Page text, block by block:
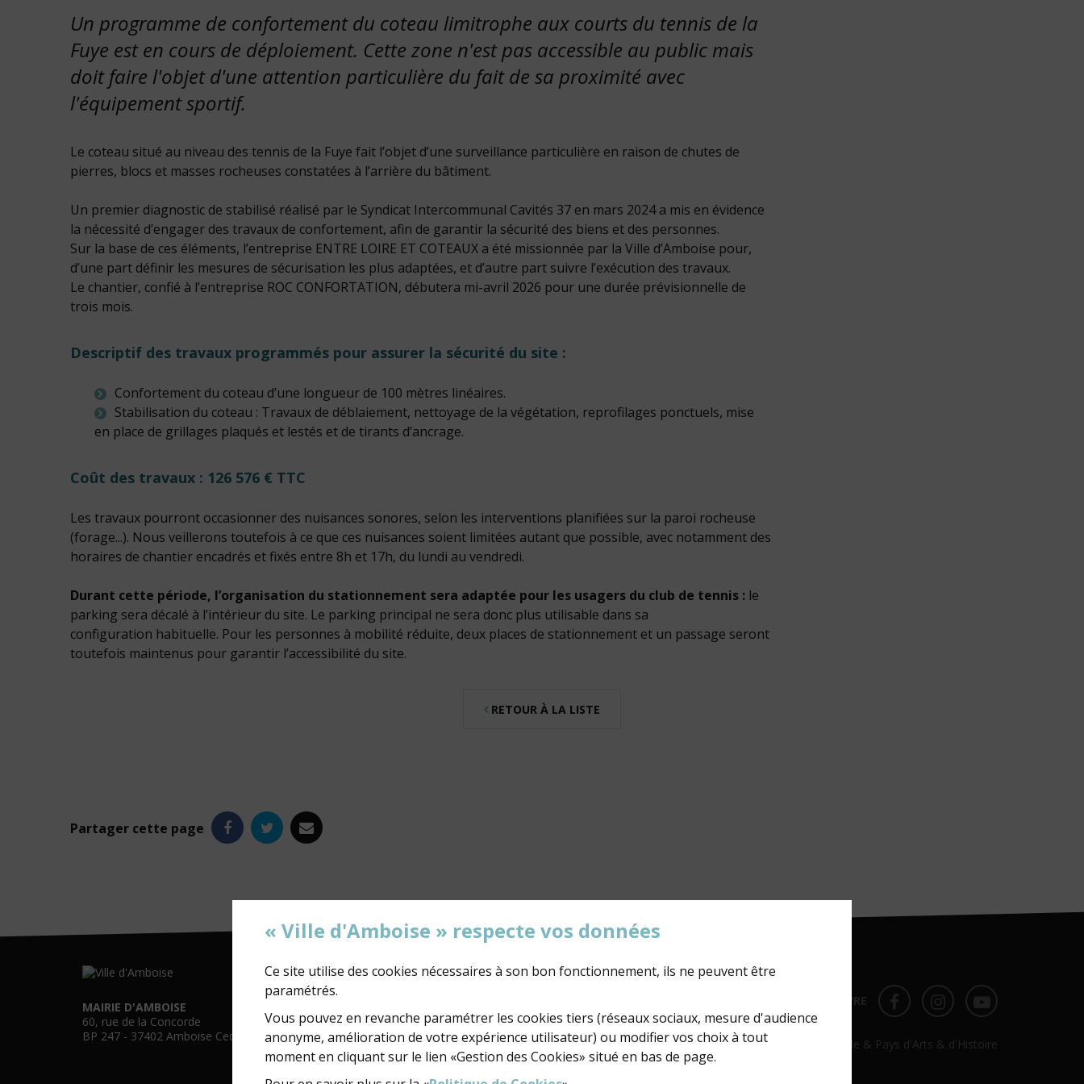
Un programme de confortement du coteau limitrophe aux courts du tennis de la
Fuye est en cours de déploiement. Cette zone n'est pas accessible au public mais
doit faire l'objet d'une attention particulière du fait de sa proximité avec
l'équipement sportif.
Le coteau situé au niveau des tennis de la Fuye fait l’objet d’une surveillance particulière en raison de chutes de
pierres, blocs et masses rocheuses constatées à l’arrière du bâtiment.
Un premier diagnostic de stabilisé réalisé par le Syndicat Intercommunal Cavités 37 en mars 2024 a mis en évidence
la nécessité d’engager des travaux de confortement, afin de garantir la sécurité des biens et des personnes.
Sur la base de ces éléments, l’entreprise ENTRE LOIRE ET COTEAUX a été missionnée par la Ville d’Amboise pour,
d’une part définir les mesures de sécurisation les plus adaptées, et d’autre part suivre l’exécution des travaux.
Le chantier, confié à l’entreprise ROC CONFORTATION, débutera mi-avril 2026 pour une durée prévisionnelle de
trois mois.
Descriptif des travaux programmés pour assurer la sécurité du site :
Confortement du coteau d’une longueur de 100 mètres linéaires.
Stabilisation du coteau : Travaux de déblaiement, nettoyage de la végétation, reprofilages ponctuels, mise
en place de grillages plaqués et lestés et de tirants d’ancrage.
Coût des travaux : 126 576 € TTC
Les travaux pourront occasionner des nuisances sonores, selon les interventions planifiées sur la paroi rocheuse
(forage...). Nous veillerons toutefois à ce que ces nuisances soient limitées autant que possible, avec notamment des
horaires de chantier encadrés et fixés entre 8h et 17h, du lundi au vendredi.
Durant cette période, l’organisation du stationnement sera adaptée pour les usagers du club de tennis : le
parking sera décalé à l’intérieur du site. Le parking principal ne sera donc plus utilisable dans sa
configuration habituelle. Pour les personnes à mobilité réduite, deux places de stationnement et un passage seront
toutefois maintenus pour garantir l’accessibilité du site.
RETOUR À LA LISTE
Partager cette page Facebook
Twitter
e-
MAIRIE D'AMBOISE
60, rue de la Concorde
BP 247 - 37402 Amboise Cedex
NOUS SUIVRE FACEBOOK
FACEBOOKYOUTUBE
« Ville d'Amboise » respecte vos données
Ce site utilise des cookies nécessaires à son bon fonctionnement, ils ne peuvent être
paramétrés.
Vous pouvez en revanche paramétrer les cookies tiers (réseaux sociaux, mesure d'audience
anonyme, amélioration de votre expérience utilisateur) ou modifier vos choix à tout
moment en cliquant sur le lien «Gestion des Cookies» situé en bas de page.